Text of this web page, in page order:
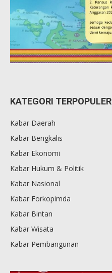
KATEGORI TERPOPULER
Kabar Daerah
Kabar Bengkalis
Kabar Ekonomi
Kabar Hukum & Politik
Kabar Nasional
Kabar Forkopimda
Kabar Bintan
Kabar Wisata
Kabar Pembangunan